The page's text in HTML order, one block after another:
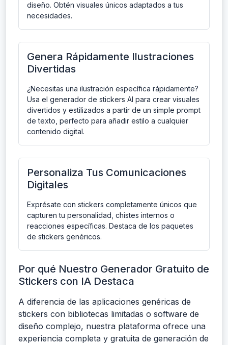
diseño. Obtén visuales únicos adaptados a tus
necesidades.
Genera Rápidamente Ilustraciones
Divertidas
¿Necesitas una ilustración específica rápidamente?
Usa el generador de stickers AI para crear visuales
divertidos y estilizados a partir de un simple prompt
de texto, perfecto para añadir estilo a cualquier
contenido digital.
Personaliza Tus Comunicaciones
Digitales
Exprésate con stickers completamente únicos que
capturen tu personalidad, chistes internos o
reacciones específicas. Destaca de los paquetes
de stickers genéricos.
Por qué Nuestro Generador Gratuito de
Stickers con IA Destaca
A diferencia de las aplicaciones genéricas de
stickers con bibliotecas limitadas o software de
diseño complejo, nuestra plataforma ofrece una
experiencia completa y gratuita de generación de